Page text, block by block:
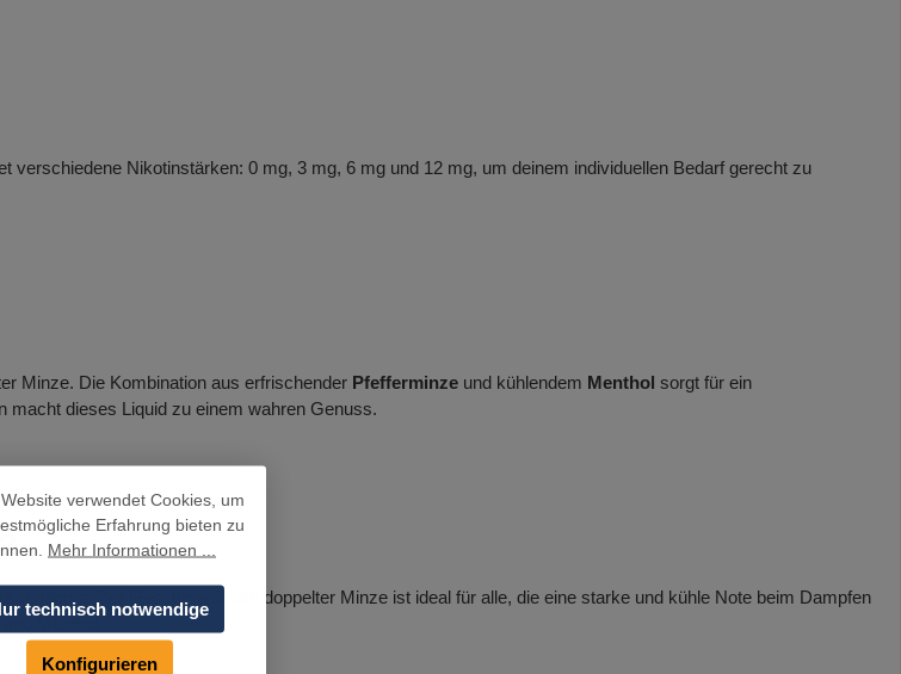
verschiedene Nikotinstärken: 0 mg, 3 mg, 6 mg und 12 mg, um deinem individuellen Bedarf gerecht zu
Minze. Die Kombination aus erfrischender Pfefferminze und kühlendem Menthol sorgt für ein
macht dieses Liquid zu einem wahren Genuss.
Der Geschmack von doppelter Minze ist ideal für alle, die eine starke und kühle Note beim Dampfen
Menthol.
verwendet Cookies, um
Erfahrung bieten zu
Mehr Informationen ...
technisch notwendige
Konfigurieren